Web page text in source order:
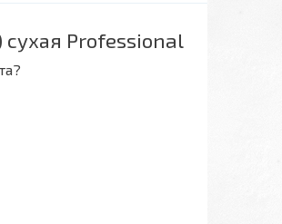
Professional